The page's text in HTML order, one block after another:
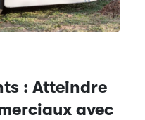
: Atteindre
avec